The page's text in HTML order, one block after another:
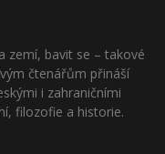
zemí, bavit se – takové
čtenářům přináší
i zahraničními
filozofie a historie.